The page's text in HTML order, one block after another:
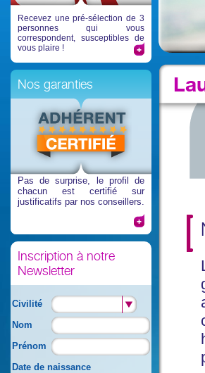
Recevez une pré-sélection de 3
personnes qui vous
correspondent, susceptibles de
vous plaire !
Nos garanties
Pas de surprise, le profil de
chacun est certifié sur
justificatifs par nos conseillers.
Inscription à notre
Newsletter
Civilité
Nom
Prénom
Date de naissance